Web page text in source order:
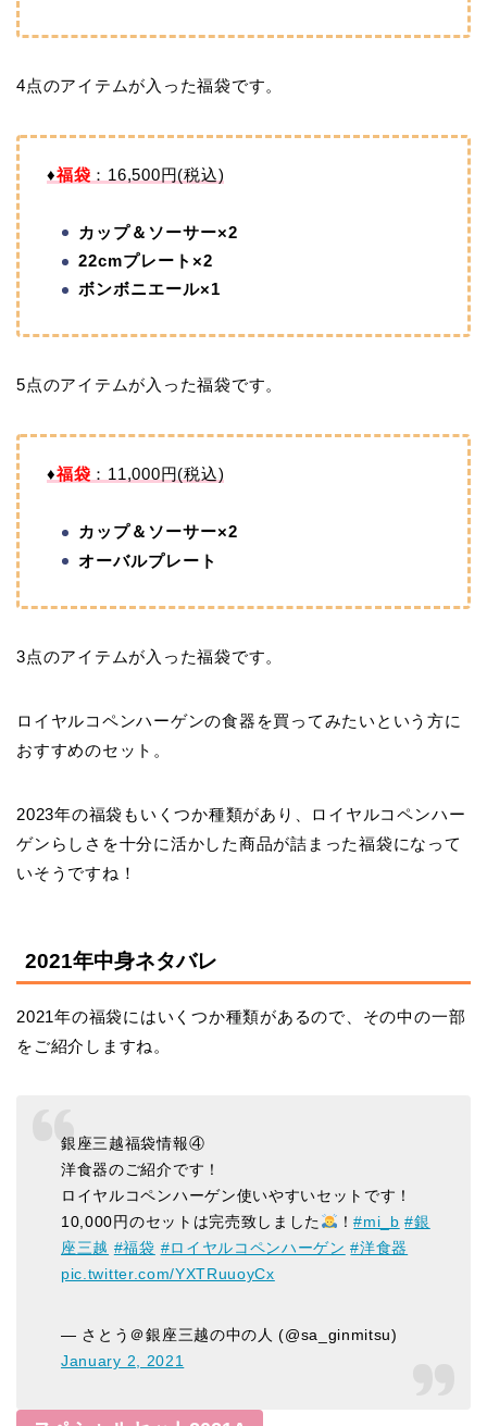
4点のアイテムが入った福袋です。
♦福袋 ：16,500円(税込)
カップ＆ソーサー×2
22cmプレート×2
ボンボニエール×1
5点のアイテムが入った福袋です。
♦福袋 ：11,000円(税込)
カップ＆ソーサー×2
オーバルプレート
3点のアイテムが入った福袋です。
ロイヤルコペンハーゲンの食器を買ってみたいという方に
おすすめのセット。
2023年の福袋もいくつか種類があり、ロイヤルコペンハー
ゲンらしさを十分に活かした商品が詰まった福袋になって
いそうですね！
2021年中身ネタバレ
2021年の福袋にはいくつか種類があるので、その中の一部
をご紹介しますね。
銀座三越福袋情報④
洋食器のご紹介です！
ロイヤルコペンハーゲン使いやすいセットです！
10,000円のセットは完売致しました
！#mi_b #銀
座三越 #福袋 #ロイヤルコペンハーゲン #洋食器
pic.twitter.com/YXTRuuoyCx
— さとう＠銀座三越の中の人 (@sa_ginmitsu)
January 2, 2021